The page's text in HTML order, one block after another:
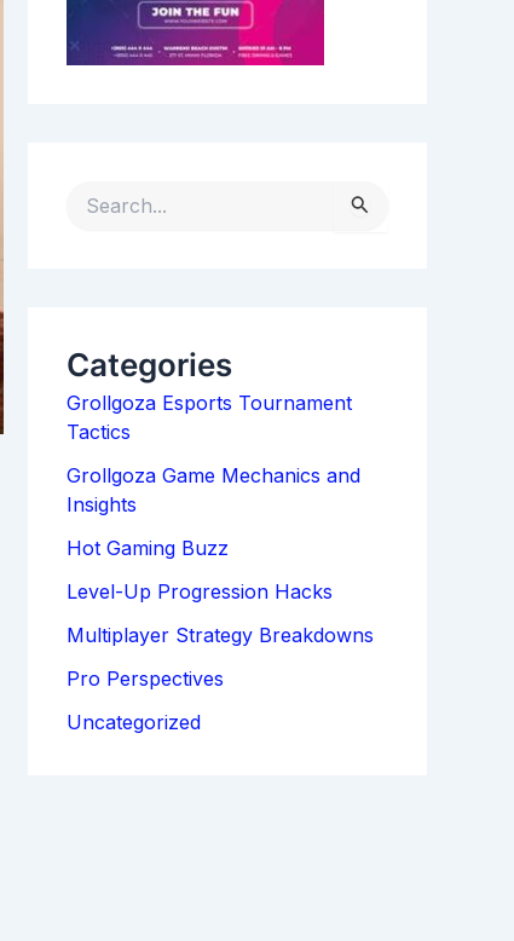
H
F
O
R
:
Categories
Grollgoza Esports Tournament
Tactics
Grollgoza Game Mechanics and
Insights
Hot Gaming Buzz
Level-Up Progression Hacks
Multiplayer Strategy Breakdowns
Pro Perspectives
Uncategorized